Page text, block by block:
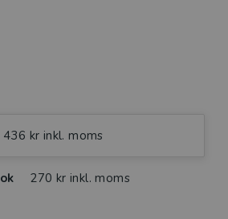
436 kr inkl. moms
270 kr inkl. moms